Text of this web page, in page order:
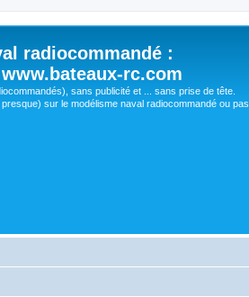
radiocommandé :
rc.com
sans publicité et ... sans prise de tête.
sur le modélisme naval radiocommandé ou pas.